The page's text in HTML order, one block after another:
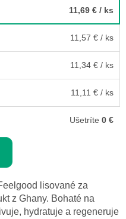
11,69 € / ks
11,57 € / ks
11,34 € / ks
11,11 € / ks
Ušetríte 0 €
lisované za
z Ghany. Bohaté na
hydratuje a regeneruje